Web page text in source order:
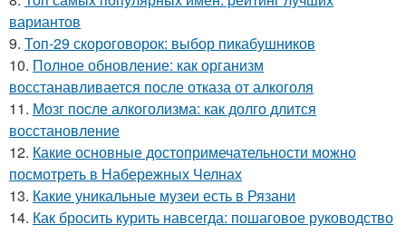
вариантов
9. Топ-29 скороговорок: выбор пикабушников
10. Полное обновление: как организм
восстанавливается после отказа от алкоголя
11. Мозг после алкоголизма: как долго длится
восстановление
12. Какие основные достопримечательности можно
посмотреть в Набережных Челнах
13. Какие уникальные музеи есть в Рязани
14. Как бросить курить навсегда: пошаговое руководство